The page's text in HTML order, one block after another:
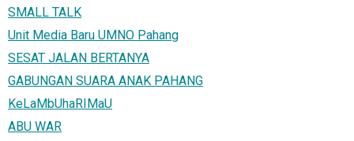
SMALL TALK
Unit Media Baru UMNO Pahang
SESAT JALAN BERTANYA
GABUNGAN SUARA ANAK PAHANG
KeLaMbUhaRIMaU
ABU WAR